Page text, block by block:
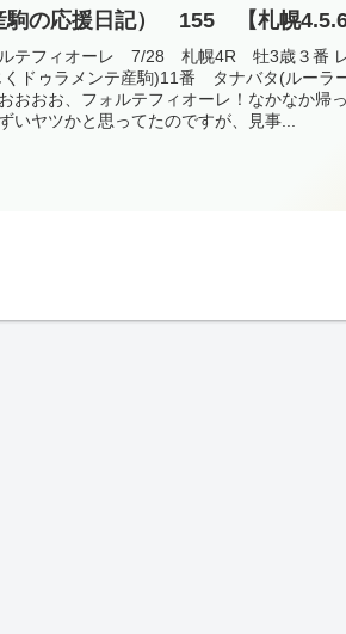
駒の応援日記） 155 【札幌4.5.6
テフィオーレ 7/28 札幌4R 牡3歳３番 レ
くドゥラメンテ産駒)11番 タナバタ(ルーラ
おおお、フォルテフィオーレ！なかなか帰
いヤツかと思ってたのですが、見事...